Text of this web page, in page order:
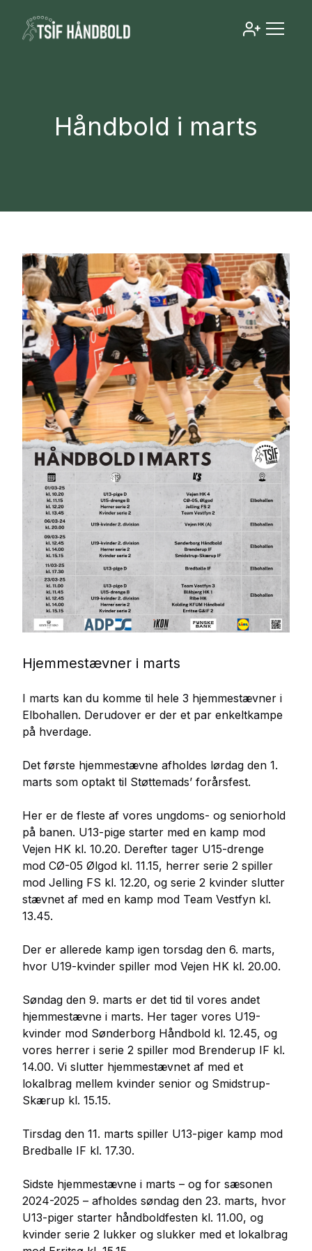
Håndbold i marts
Hjemmestævner i marts
I marts kan du komme til hele 3 hjemmestævner i
Elbohallen. Derudover er der et par enkeltkampe
på hverdage.
Det første hjemmestævne afholdes lørdag den 1.
marts som optakt til Støttemads’ forårsfest.
Her er de fleste af vores ungdoms- og seniorhold
på banen. U13-pige starter med en kamp mod
Vejen HK kl. 10.20. Derefter tager U15-drenge
mod CØ-05 Ølgod kl. 11.15, herrer serie 2 spiller
mod Jelling FS kl. 12.20, og serie 2 kvinder slutter
stævnet af med en kamp mod Team Vestfyn kl.
13.45.
Der er allerede kamp igen torsdag den 6. marts,
hvor U19-kvinder spiller mod Vejen HK kl. 20.00.
Søndag den 9. marts er det tid til vores andet
hjemmestævne i marts. Her tager vores U19-
kvinder mod Sønderborg Håndbold kl. 12.45, og
vores herrer i serie 2 spiller mod Brenderup IF kl.
14.00. Vi slutter hjemmestævnet af med et
lokalbrag mellem kvinder senior og Smidstrup-
Skærup kl. 15.15.
Tirsdag den 11. marts spiller U13-piger kamp mod
Bredballe IF kl. 17.30.
Sidste hjemmestævne i marts – og for sæsonen
2024-2025 – afholdes søndag den 23. marts, hvor
U13-piger starter håndboldfesten kl. 11.00, og
kvinder serie 2 lukker og slukker med et lokalbrag